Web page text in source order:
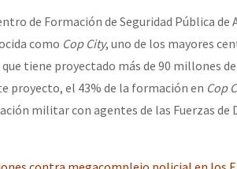
de Jesús Plácido Galindo y el alto a la
Estado Espanhol
de Formación de Seguridad Pública de
como Cop City, uno de los mayores
tiene proyectado más de 90 millones de
proyecto, el 43% de la formación en Cop
militar con agentes de las Fuerzas de